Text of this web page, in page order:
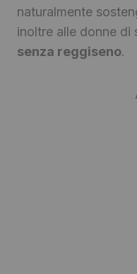
naturalmente
inoltre alle donne di
senza reggiseno.